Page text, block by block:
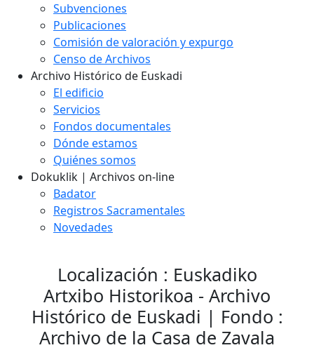
Subvenciones
Publicaciones
Comisión de valoración y expurgo
Censo de Archivos
Archivo Histórico de Euskadi
El edificio
Servicios
Fondos documentales
Dónde estamos
Quiénes somos
Dokuklik | Archivos on-line
Badator
Registros Sacramentales
Novedades
Localización : Euskadiko
Artxibo Historikoa - Archivo
Histórico de Euskadi | Fondo :
Archivo de la Casa de Zavala